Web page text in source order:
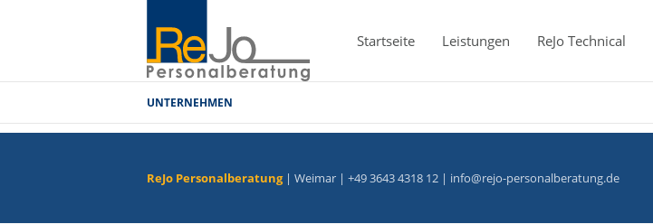
Startseite Leistungen ReJo Technical
UNTERNEHMEN
ReJo Personalberatung| Weimar | +49 3643 4318 12 | info@rejo-personalberatung.de